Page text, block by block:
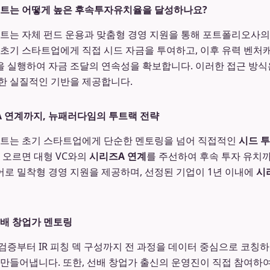
는 어떻게 높은 후속투자유치율을 달성하나요?
는 자체 펀드 운용과 맞춤형 경영 지원을 통해 포트폴리오사
기 스타트업에게 직접 시드 자금을 투여하고, 이후 유력 벤처
실행하여 자금 조달의 연속성을 확보합니다. 이러한 접근 방
실질적인 기반을 제공합니다.
계까지, 뉴패러다임의 투트랙 전략
는 초기 스타트업에게 단순한 멘토링을 넘어 직접적인 시드
르면 대형 VC와의 시리즈A 연계를 주선하여 후속 투자 유치
밀착형 경영 지원을 제공하며, 선정된 기업이 1년 이내에 시
창업가 멘토링
증부터 IR 피칭 덱 구성까지 전 과정을 데이터 중심으로 코칭
들어냅니다. 또한, 선배 창업가 출신의 운영진이 직접 참여하